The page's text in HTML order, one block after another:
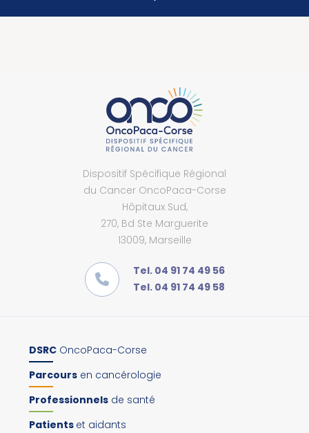
Dispositif Spécifique Régional
du Cancer OncoPaca-Corse
Hôpitaux Sud,
270, Bd Ste Marguerite
13009, Marseille
Tel. 04 91 74 49 56
Tel. 04 91 74 49 58
DSRC OncoPaca-Corse
Parcours en cancérologie
Professionnels de santé
Patients et aidants